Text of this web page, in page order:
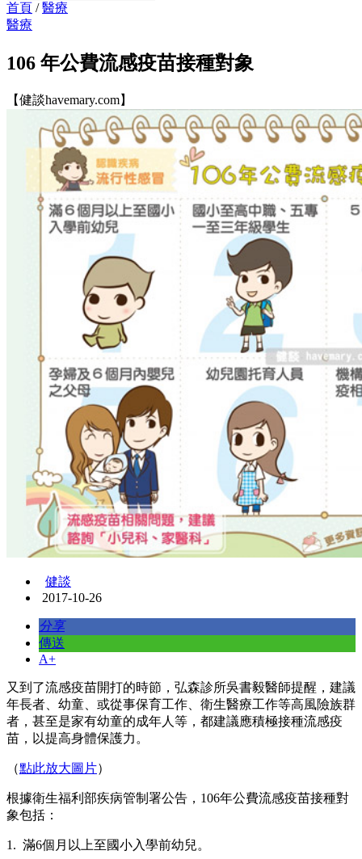
首頁 /醫療
醫療
106 年公費流感疫苗接種對象
【健談havemary.com】
健談
2017-10-26
分享
傳送
A+
又到了流感疫苗開打的時節，弘森診所吳書毅醫師提醒，建議
年長者、幼童、或從事保育工作、衛生醫療工作等高風險族群
者，甚至是家有幼童的成年人等，都建議應積極接種流感疫
苗，以提高身體保護力。
（點此放大圖片）
根據衛生福利部疾病管制署公告，106年公費流感疫苗接種對
象包括：
1. 滿6個月以上至國小入學前幼兒。